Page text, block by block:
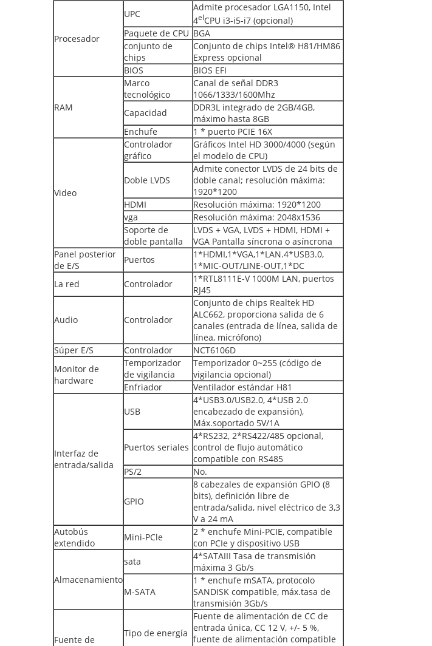
Procesador
UPC
Admite procesador LGA1150, Intel
4elCPU i3-i5-i7 (opcional)
Paquete de CPU BGA
conjunto de
chips
Conjunto de chips Intel® H81/HM86
Express opcional
BIOS
BIOS EFI
RAM
Marco
tecnológico
Canal de señal DDR3
1066/1333/1600Mhz
Capacidad
DDR3L integrado de 2GB/4GB,
máximo hasta 8GB
Enchufe
1 * puerto PCIE 16X
Video
Controlador
gráfico
Gráficos Intel HD 3000/4000 (según
el modelo de CPU)
Doble LVDS
Admite conector LVDS de 24 bits de
doble canal; resolución máxima:
1920*1200
HDMI
Resolución máxima: 1920*1200
vga
Resolución máxima: 2048x1536
Soporte de
doble pantalla
LVDS + VGA, LVDS + HDMI, HDMI +
VGA Pantalla síncrona o asíncrona
Panel posterior
de E/S
Puertos
1*HDMI,1*VGA,1*LAN.4*USB3.0,
1*MIC-OUT/LINE-OUT,1*DC
La red
Controlador
1*RTL8111E-V 1000M LAN, puertos
RJ45
Audio Controlador
Conjunto de chips Realtek HD
ALC662, proporciona salida de 6
canales (entrada de línea, salida de
línea, micrófono)
Súper E/S
Controlador
NCT6106D
Monitor de
hardware
Temporizador
de vigilancia
Temporizador 0~255 (código de
vigilancia opcional)
Enfriador
Ventilador estándar H81
Interfaz de
entrada/salida
USB
4*USB3.0/USB2.0, 4*USB 2.0
encabezado de expansión),
Máx.soportado 5V/1A
Puertos seriales
4*RS232, 2*RS422/485 opcional,
control de flujo automático
compatible con RS485
PS/2
No.
GPIO
8 cabezales de expansión GPIO (8
bits), definición libre de
entrada/salida, nivel eléctrico de 3,3
V a 24 mA
Autobús
extendido
Mini-PCle
2 * enchufe Mini-PCIE, compatible
con PCIe y dispositivo USB
Almacenamiento
sata
4*SATAIII Tasa de transmisión
máxima 3 Gb/s
M-SATA
1 * enchufe mSATA, protocolo
SANDISK compatible, máx.tasa de
transmisión 3Gb/s
Fuente de
Tipo de energía
Fuente de alimentación de CC de
entrada única, CC 12 V, +/- 5 %,
fuente de alimentación compatible